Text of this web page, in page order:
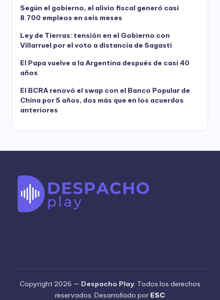
Según el gobierno, el alivio fiscal generó casi
8.700 empleos en seis meses
Ley de Tierras: tensión en el Gobierno con
Villarruel por el voto a distancia de Sagasti
El Papa vuelve a la Argentina después de casi 40
años
El BCRA renovó el swap con el Banco Popular de
China por 5 años, dos más que en los acuerdos
anteriores
Copyright 2026 — Despacho Play. Todos los derechos
reservados. Desarrollado por ESC